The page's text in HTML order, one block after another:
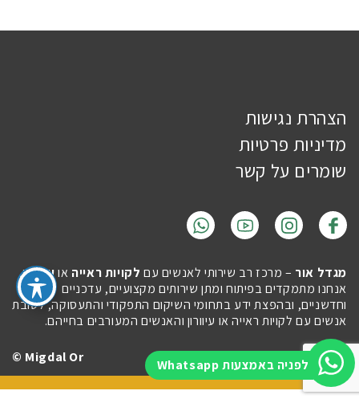
לפניה באמצעות Whatsapp
הצהרת נגישות
מדיניות פרטיות
שומרים על קשר
מגדל אור – מרכז רב שירותי לאנשים עם לקויות ראייה אועיוורון.
אנחנו מתמקדים בפיתוח ומתן שירותים מקצועיים, עדכניים
וחדשניים, ובהפצת ידע בתחומי השיקום התפקודי והתעסוקה, לטובת
אנשים עם לקויות ראייה או עיוורון והאנשים המעורבים בחייהם.
Imaginet
Migdal Or ©